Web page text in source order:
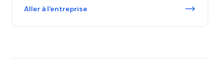
Aller à l'entreprise